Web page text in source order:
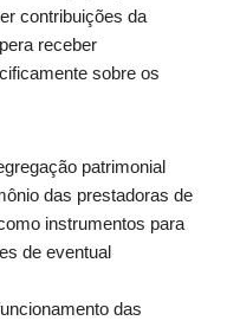
contribuições da
receber
sobre os
patrimonial
das prestadoras de
instrumentos para
de eventual
das